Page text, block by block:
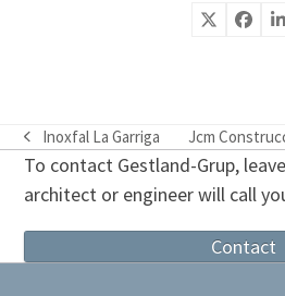
previous
post:
Inoxfal La Garriga
next
post:
Jcm
To contact Gestland-Grup,
architect or engineer will call
Contact